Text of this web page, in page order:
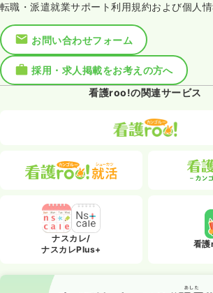
転職・派遣就業サポート利用規約および個人
お問い合わせフォーム
採用・求人掲載をお考えの方へ
看護roo!の関連サービス
ナスカレ/
ナスカレPlus+
看